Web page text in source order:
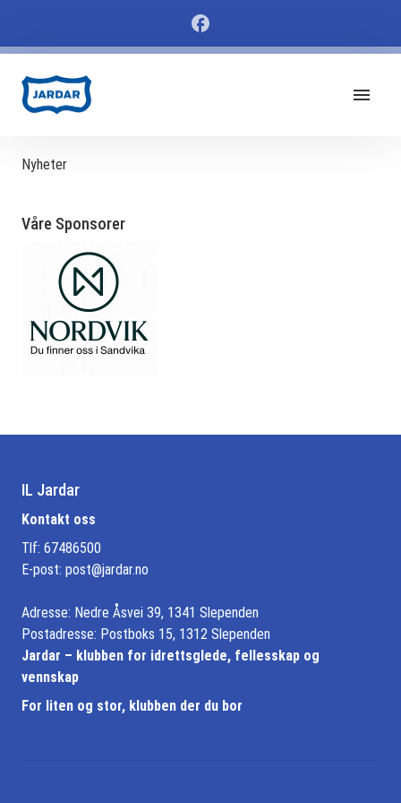
Nyheter
Våre Sponsorer
IL Jardar
Kontakt oss
Tlf: 67486500
E-post: post@jardar.no
Adresse: Nedre Åsvei 39, 1341 Slependen
Postadresse: Postboks 15, 1312 Slependen
Jardar – klubben for idrettsglede, fellesskap og
vennskap
For liten og stor, klubben der du bor